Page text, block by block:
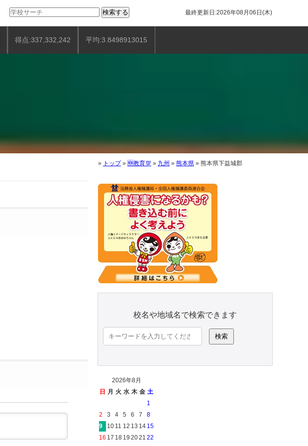
検
索:
最終更新日:2026年08月06日(木)
得点:337,332,242 平均:3.8498913015
» トップ» 🆕教育💯 » 九州 » 熊本県 » 熊本県下益城郡
校名や地域名で検索できます
検
索:
2026年8月
日 月 火 水 木 金 土
1
2
3 4 5 6 7
8
9
10 11 12 13 14 15
16 17 18 19 2021 22